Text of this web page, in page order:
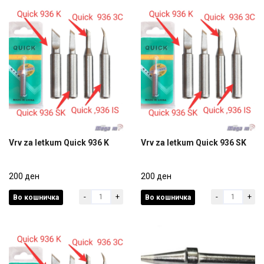
200 ден
Vrv za letkum Quick 936 K
200 ден
Во кошничка - + 200 ден
Vrv za letkum Quick 936 SK
200 ден
Во кошничка - +